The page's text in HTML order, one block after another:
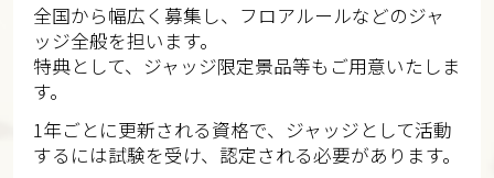
全国から幅広く募集し、フロアルールなどのジャ
ッジ全般を担います。
特典として、ジャッジ限定景品等もご用意いたしま
す。
1年ごとに更新される資格で、ジャッジとして活動
するには試験を受け、認定される必要があります。